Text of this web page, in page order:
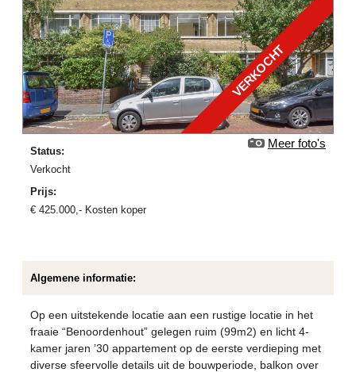
VERKOCHT
Meer foto's
Status:
verkocht
Prijs:
€425.000 ,- Kosten koper
Algemene informatie:
Op een uitstekende locatie aan een rustige locatie in het
fraaie “Benoordenhout” gelegen ruim (99m2) en licht 4-
kamer jaren ’30 appartement op de eerste verdieping met
diverse sfeervolle details uit de bouwperiode, balkon over